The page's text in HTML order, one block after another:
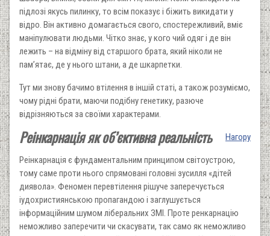
підлозі якусь пилинку, то всім показує і біжить викидати у
відро. Він активно домагається свого, спостережливий, вміє
маніпулювати людьми. Чітко знає, у кого чий одяг і де він
лежить – на відміну від старшого брата, який ніколи не
пам’ятає, де у нього штани, а де шкарпетки.
Тут ми знову бачимо втілення в іншій статі, а також розуміємо,
чому рідні брати, маючи подібну генетику, разюче
відрізняються за своїми характерами.
Нагору
Реінкарнація як об’єктивна реальність
Реінкарнація є фундаментальним принципом світоустрою,
тому саме проти нього спрямовані головні зусилля «дітей
диявола». Феномен перевтілення рішуче заперечується
іудохристиянською пропагандою і заглушується
інформаційним шумом ліберальних ЗМІ. Проте ренкарнацію
неможливо заперечити чи скасувати, так само як неможливо